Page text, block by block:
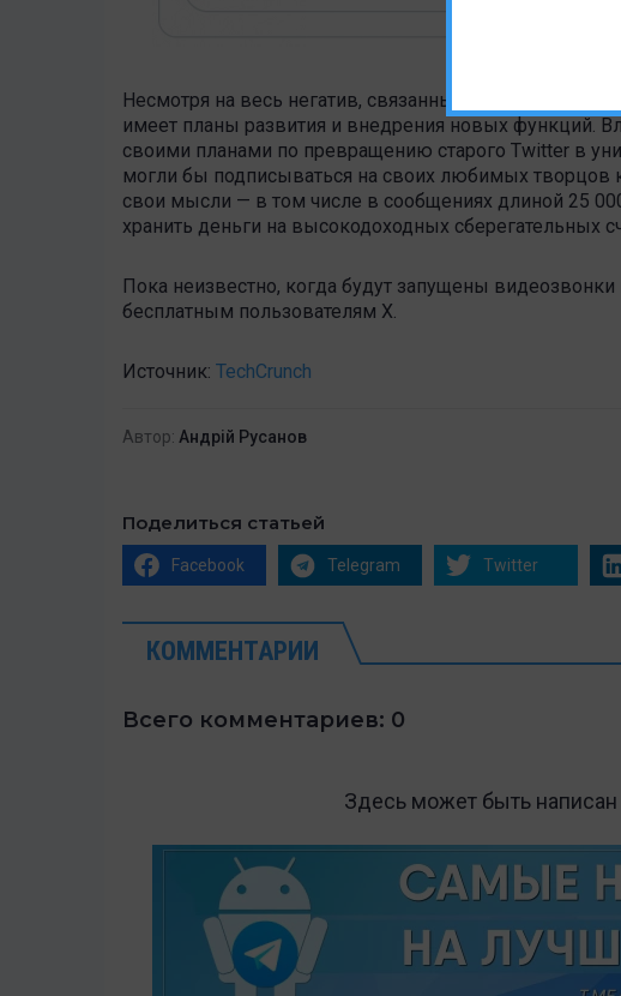
Несмотря на весь негатив, связанный в последнее
имеет планы развития и внедрения новых функций.
своими планами по превращению старого Twitter в
могли бы подписываться на своих любимых творцов
свои мысли — в том числе в сообщениях длиной 25
хранить деньги на высокодоходных сберегательных
Пока неизвестно, когда будут запущены
бесплатным пользователям X.
Источник: TechCrunch
Автор: Андрій Русанов
Поделиться статьей
Facebook Telegram Twitter
КОММЕНТАРИИ
Всего комментариев: 0
Здесь может быть